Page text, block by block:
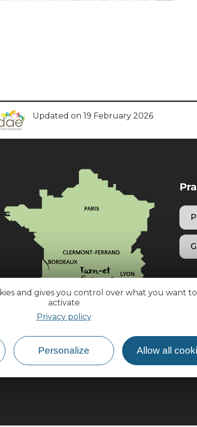
and gives you control over what you want to
activate
Privacy policy
Personalize Allow all
Updated on 19 February 2026
How do I get there?